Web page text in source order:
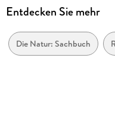
Produktart
Gewicht
812 g
Entdecken Sie mehr
Die Natur: Sachbuch